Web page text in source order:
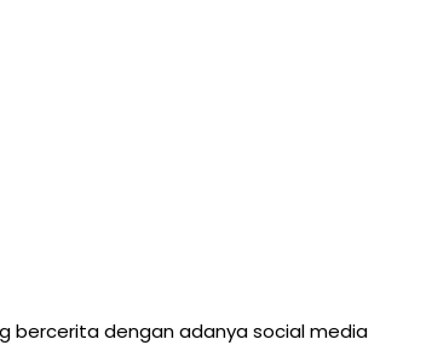
bercerita dengan adanya social media